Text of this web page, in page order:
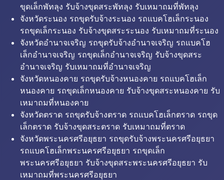
ขุดเล็กพัทลุง รับจ้างขุดสระพัทลุง รับเหมาถมที่พัทลุง
จังหวัดระนอง รถขุดรับจ้างระนอง รถแบคโฮเล็กระนอง
รถขุดเล็กระนอง รับจ้างขุดสระระนอง รับเหมาถมที่ระนอง
จังหวัดอำนาจเจริญ รถขุดรับจ้างอำนาจเจริญ รถแบคโฮ
เล็กอำนาจเจริญ รถขุดเล็กอำนาจเจริญ รับจ้างขุดสระ
อำนาจเจริญ รับเหมาถมที่อำนาจเจริญ
จังหวัดหนองคาย รถขุดรับจ้างหนองคาย รถแบคโฮเล็ก
หนองคาย รถขุดเล็กหนองคาย รับจ้างขุดสระหนองคาย รับ
เหมาถมที่หนองคาย
จังหวัดตราด รถขุดรับจ้างตราด รถแบคโฮเล็กตราด รถขุด
เล็กตราด รับจ้างขุดสระตราด รับเหมาถมที่ตราด
จังหวัดพระนครศรีอยุธยา รถขุดรับจ้างพระนครศรีอยุธยา
รถแบคโฮเล็กพระนครศรีอยุธยา รถขุดเล็ก
พระนครศรีอยุธยา รับจ้างขุดสระพระนครศรีอยุธยา รับ
เหมาถมที่พระนครศรีอยุธยา